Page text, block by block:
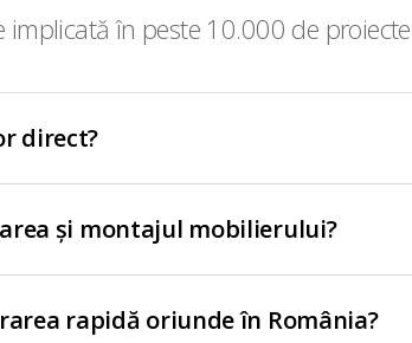
în peste 10.000 de
direct?
și montajul mobilierului?
rapidă oriunde în România?